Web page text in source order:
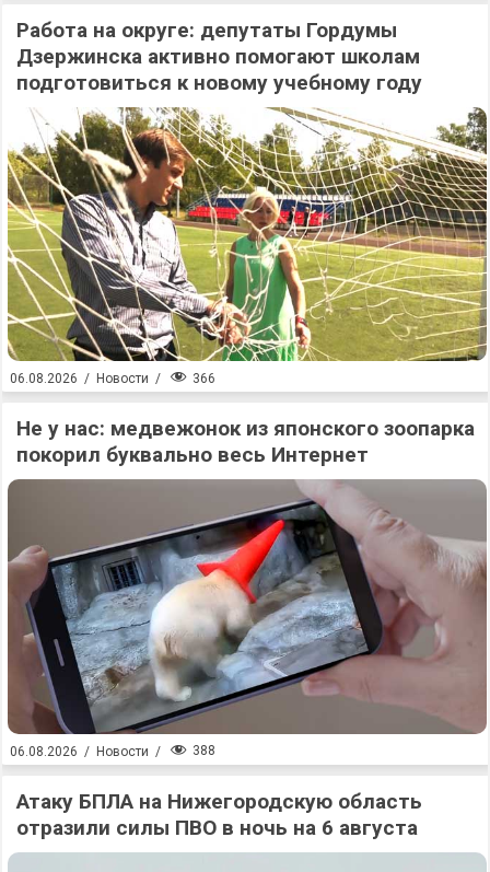
Работа на округе: депутаты Гордумы
Дзержинска активно помогают школам
подготовиться к новому учебному году
06.08.2026 / Новости / 366
Не у нас: медвежонок из японского зоопарка
покорил буквально весь Интернет
06.08.2026 / Новости / 388
Атаку БПЛА на Нижегородскую область
отразили силы ПВО в ночь на 6 августа